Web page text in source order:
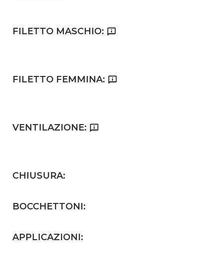
FILETTO MASCHIO:
FILETTO FEMMINA:
VENTILAZIONE:
CHIUSURA:
BOCCHETTONI:
APPLICAZIONI: